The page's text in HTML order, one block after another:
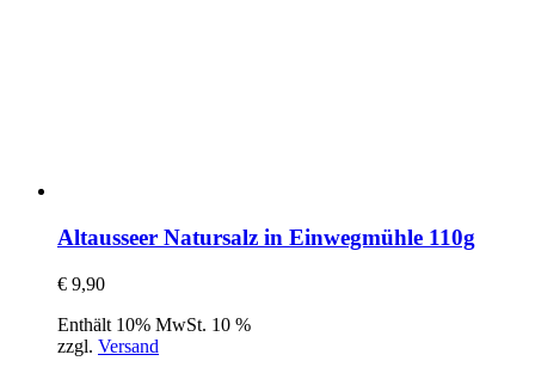
Altausseer Natursalz in Einwegmühle 110g
€ 9,90
Enthält 10% MwSt. 10 %
zzgl. Versand